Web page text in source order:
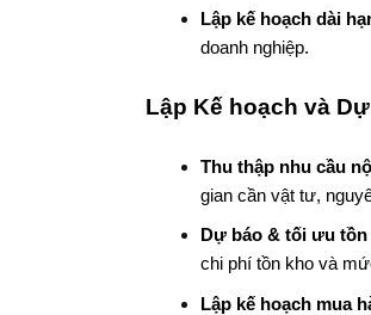
Lập kế hoạch dài
doanh nghiệp.
Lập Kế hoạch và
Thu thập nhu cầu
gian cần vật tư,
Dự báo & tối ưu tồn
chi phí tồn kho và
Lập kế hoạch mua